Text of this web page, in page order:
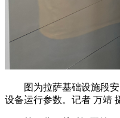
图为拉萨基础设施段安
设备运行参数。记者 万靖